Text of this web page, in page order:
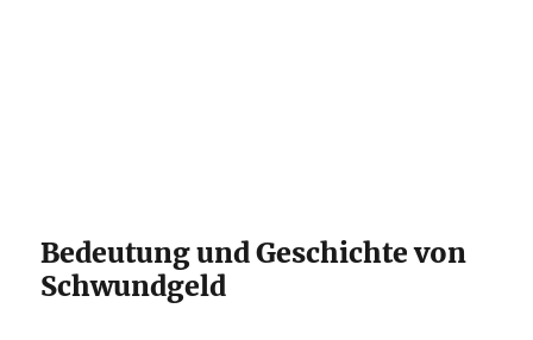
Bedeutung und Geschichte von
Schwundgeld